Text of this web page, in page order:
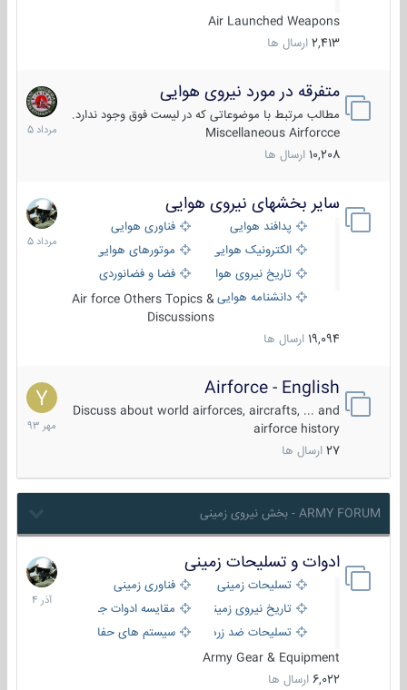
Air Launched Weapons
2,413 ارسال ها
متفرقه در مورد نیروی هوایی
مطالب مرتبط با موضوعاتی که در لیست فوق وجود ندارد.
Miscellaneous Airforcce
10,208 ارسال ها
7
مرداد
1405
سایر بخشهای نیروی هوایی
پدافند هوایی
فناوری هوایی
الکترونیک هوایی
موتورهای هوایی
تاریخ نیروی هوایی
فضا و فضانوردی
دانشنامه هواییAir force Others Topics &
Discussions
19,094 ارسال ها
2
مرداد
1405
Airforce - English
Discuss about world airforces, aircrafts, ... and
airforce history
27 ارسال ها
15
مهر
1393
ARMY FORUM - بخش نیروی زمینی
ادوات و تسلیحات زمینی
تسلیحات زمینی
فناوری زمینی
تاریخ نیروی زمینی
مقایسه ادوات جنگی
تسلیحات ضد زره
سیستم های حفاظت فعال
Army Gear & Equipment
6,022 ارسال ها
21
آذر
1404